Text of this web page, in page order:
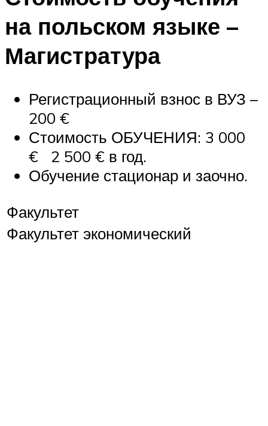
на польском языке –
Магистратура
Регистрационный взнос в ВУЗ –
200 €
Стоимость ОБУЧЕНИЯ: 3 000
€ 2 500 € в год.
Обучение стационар и заочно.
Факультет
Факультет экономический